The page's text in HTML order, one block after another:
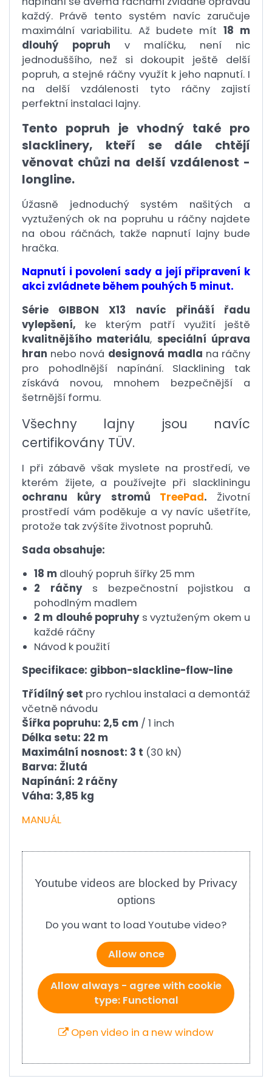
každý. Právě tento systém navíc zaručuje
maximální variabilitu. Až budete mít 18 m
dlouhý popruh v malíčku, není nic
jednoduššího, než si dokoupit ještě delší
popruh, a stejné ráčny využít k jeho napnutí. I
na delší vzdálenosti tyto ráčny zajistí
perfektní instalaci lajny.
Tento popruh je vhodný také pro
slacklinery, kteří se dále chtějí
věnovat chůzi na delší vzdálenost -
longline.
Úžasně jednoduchý systém našitých a
vyztužených ok na popruhu u ráčny najdete
na obou ráčnách, takže napnutí lajny bude
hračka.
Napnutí i povolení sady a její připravení k
akci zvládnete během pouhých 5 minut.
Série GIBBON X13 navíc přináší řadu
vylepšení, ke kterým patří využití ještě
kvalitnějšího materiálu, speciální úprava
hran nebo nová designová madla na ráčny
pro pohodlnější napínání. Slacklining tak
získává novou, mnohem bezpečnější a
šetrnější formu.
Všechny lajny jsou navíc
certifikovány TÜV.
I při zábavě však myslete na prostředí, ve
kterém žijete, a používejte při slackliningu
ochranu kůry stromů TreePad. Životní
prostředí vám poděkuje a vy navíc ušetříte,
protože tak zvýšíte životnost popruhů.
Sada obsahuje:
18 m dlouhý popruh šířky 25 mm
2 ráčnys bezpečnostní pojistkou a
pohodlným madlem
2 m dlouhé popruhys vyztuženým okem u
každé ráčny
Návod k použití
Specifikace: gibbon-slackline-flow-line
Třídílný set pro rychlou instalaci a demontáž
včetně návodu
Šířka popruhu: 2,5 cm / 1 inch
Délka setu: 22 m
Maximální nosnost: 3 t (30 kN)
Barva: Žlutá
Napínání: 2 ráčny
Váha: 3,85 kg
MANUÁL
Youtube videos are blocked by Privacy
options
Do you want to load Youtube video?
Allow once
Allow always - agree with cookie
type: Functional
Open video in a new window